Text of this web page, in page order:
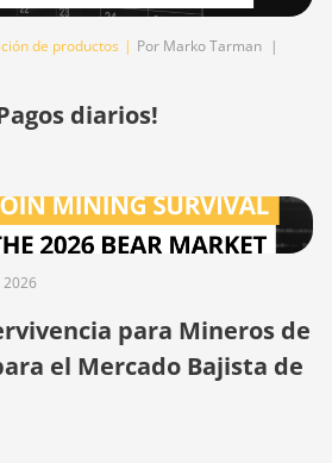
de productos | Por Marko Tarman |
diarios!
2026
para Mineros de
el Mercado Bajista de